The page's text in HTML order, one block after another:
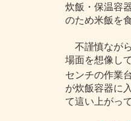
炊飯・保温容
のため米飯を
不謹慎なが
場面を想像し
センチの作業
が炊飯容器に
て這い上がっ